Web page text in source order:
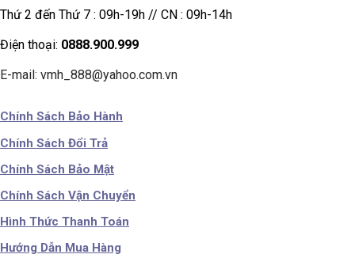
Thứ 2 đến Thứ 7 : 09h-19h // CN : 09h-14h
Điện thoại: 0888.900.999
E-mail: vmh_888@yahoo.com.vn
Chính Sách Bảo Hành
Chính Sách Đổi Trả
Chính Sách Bảo Mật
Chính Sách Vận Chuyển
Hình Thức Thanh Toán
Hướng Dẫn Mua Hàng